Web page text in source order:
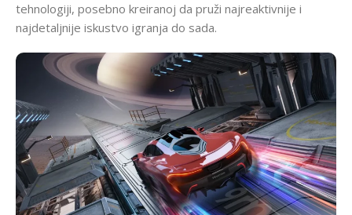
tehnologiji, posebno kreiranoj da pruži najreaktivnije i
najdetaljnije iskustvo igranja do sada.